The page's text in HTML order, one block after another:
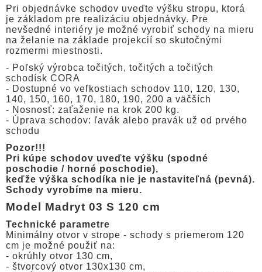
Pri objednávke schodov uveďte výšku stropu, ktorá
je základom pre realizáciu objednávky. Pre
nevšedné interiéry je možné vyrobiť schody na mieru
na želanie na základe projekcií so skutočnými
rozmermi miestnosti.
- Poľský výrobca točitých, točitých a točitých
schodísk CORA
- Dostupné vo veľkostiach schodov 110, 120, 130,
140, 150, 160, 170, 180, 190, 200 a väčších
- Nosnosť: zaťaženie na krok 200 kg.
- Úprava schodov: ľavák alebo pravák už od prvého
schodu
Pozor!!!
Pri kúpe schodov uveďte výšku (spodné
poschodie / horné poschodie),
keďže výška schodíka nie je nastaviteľná (pevná).
Schody vyrobíme na mieru.
Model Madryt 03 S 120 cm
Technické parametre
Minimálny otvor v strope - schody s priemerom 120
cm je možné použiť na:
- okrúhly otvor 130 cm,
- štvorcový otvor 130x130 cm,